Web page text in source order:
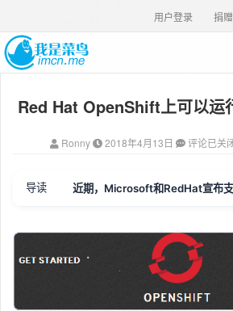
捐赠
用户登录
Red Hat OpenShift上可以运
Ronny 2018年4月13日 评论已关
导读 近期，Microsoft和RedHat宣布